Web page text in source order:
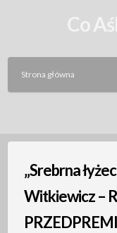
Co
Strona główna
„Srebrna
Witkiewicz –